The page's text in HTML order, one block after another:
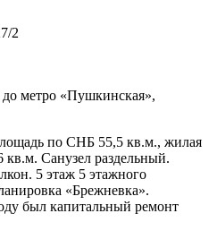
2
до метро «Пушкинская»,
по СНБ 55,5 кв.м., жилая
Санузел раздельный.
5 этаж 5 этажного
«Брежневка».
был капитальный ремонт